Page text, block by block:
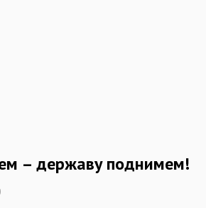
– державу поднимем!